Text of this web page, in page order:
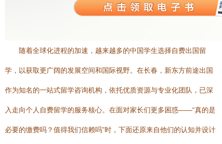
随着全球化进程的加速，越来越多的中国学生选择自费出国留
学，以获取更广阔的发展空间和国际视野。在长春，新东方前途出国
作为知名的一站式留学咨询机构，依托优质资源与专业化团队，已深
入走向个人自费留学的服务核心。在面对家长们更多困惑——“真的是
必要的缴费吗？值得我们信赖吗”时，下面还原来自他们的认知并设计